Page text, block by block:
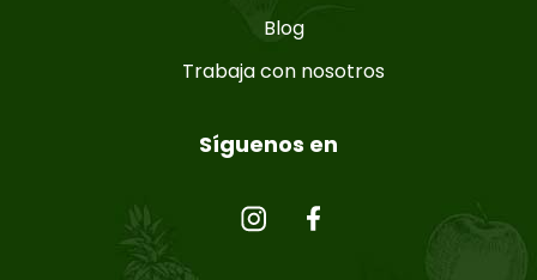
Blog
Trabaja con nosotros
Síguenos en